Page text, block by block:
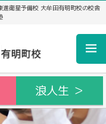
進衛星予備校 大牟田有明町校の校舎
浪人生 ＞